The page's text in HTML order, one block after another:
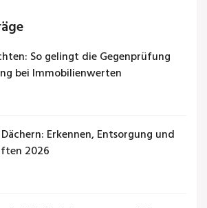
So gelingt die Gegenprüfung
bei Immobilienwerten
Erkennen, Entsorgung und
2026